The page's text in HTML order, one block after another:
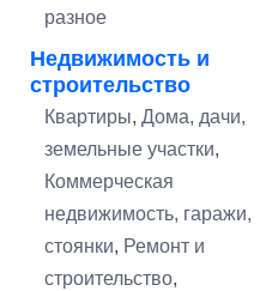
разное
Недвижимость и
строительство
Квартиры, Дома, дачи,
земельные участки,
Коммерческая
недвижимость, гаражи,
стоянки, Ремонт и
строительство,